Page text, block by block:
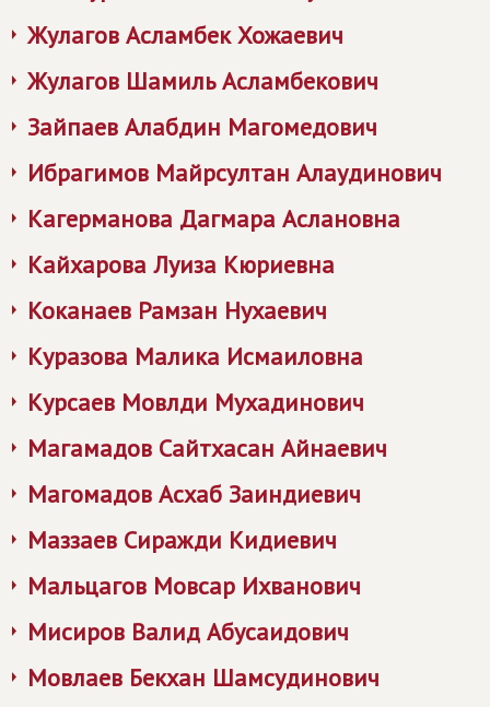
Жулагов Асламбек Хожаевич
Жулагов Шамиль Асламбекович
Зайпаев Алабдин Магомедович
Ибрагимов Майрсултан Алаудинович
Кагерманова Дагмара Аслановна
Кайхарова Луиза Кюриевна
Коканаев Рамзан Нухаевич
Куразова Малика Исмаиловна
Курсаев Мовлди Мухадинович
Магамадов Сайтхасан Айнаевич
Магомадов Асхаб Заиндиевич
Маззаев Сиражди Кидиевич
Мальцагов Мовсар Ихванович
Мисиров Валид Абусаидович
Мовлаев Бекхан Шамсудинович